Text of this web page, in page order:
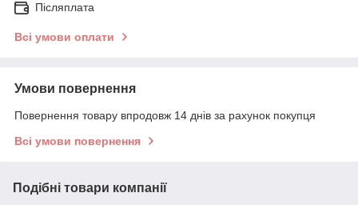
Післяплата
Всі умови оплати
Умови повернення
Повернення товару впродовж 14 днів за рахунок покупця
Всі умови повернення
Подібні товари компанії